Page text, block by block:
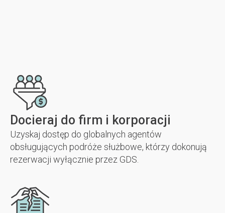
Docieraj do firm i korporacji
Uzyskaj dostęp do globalnych agentów
obsługujących podróże służbowe, którzy dokonują
rezerwacji wyłącznie przez GDS.